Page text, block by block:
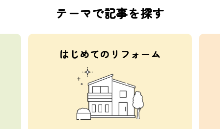
テーマで記事を探す
はじめてのリフォーム